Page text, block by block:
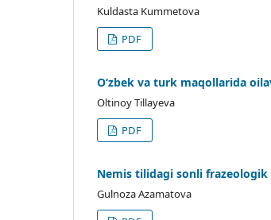
Kuldasta Kummetova
PDF
O‘zbek va turk maqollarida
Oltinoy Tillayeva
PDF
Nemis tilidagi sonli
Gulnoza Azamatova